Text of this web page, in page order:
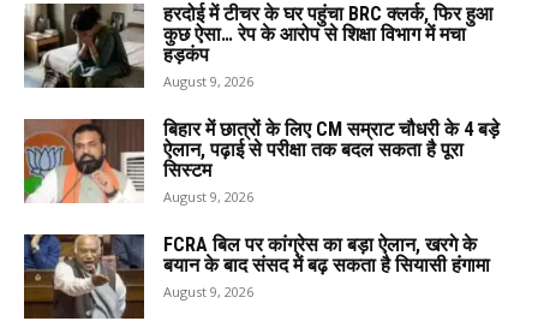
हरदोई में टीचर के घर पहुंचा BRC क्लर्क, फिर हुआ
कुछ ऐसा… रेप के आरोप से शिक्षा विभाग में मचा
हड़कंप
August 9, 2026
बिहार में छात्रों के लिए CM सम्राट चौधरी के 4 बड़े
ऐलान, पढ़ाई से परीक्षा तक बदल सकता है पूरा
सिस्टम
August 9, 2026
FCRA बिल पर कांग्रेस का बड़ा ऐलान, खरगे के
बयान के बाद संसद में बढ़ सकता है सियासी हंगामा
August 9, 2026